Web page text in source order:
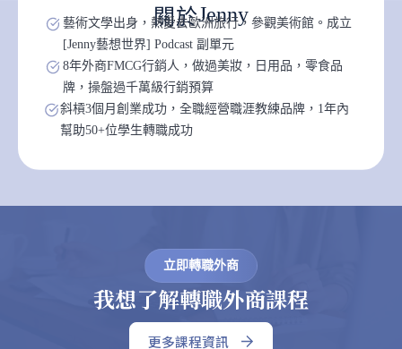
關於Jenny
藝術文學出身，熱愛去歐洲旅行，參觀美術館。成立
[Jenny藝想世界] Podcast 副單元
8年外商FMCG行銷人，做過美妝，日用品，零食品
牌，操盤過千萬級行銷預算
斜槓3個月創業成功，全職經營職涯教練品牌，1年內
幫助50+位學生轉職成功
立即轉職外商
我想了解轉職外商課程
更多課程資訊